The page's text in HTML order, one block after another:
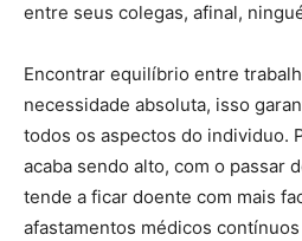
entre seus colegas, afinal,
Encontrar equilíbrio entre
necessidade absoluta, isso
todos os aspectos do individuo.
acaba sendo alto, com o passar
tende a ficar doente com mais
afastamentos médicos